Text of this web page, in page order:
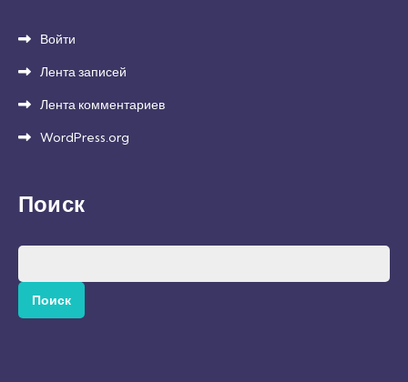
Войти
Лента записей
Лента комментариев
WordPress.org
Поиск